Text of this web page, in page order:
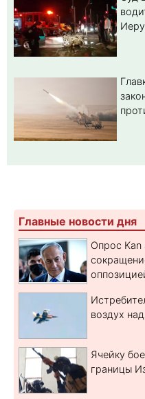
Главные новости дня
Опрос Kan
воздух
Ячейку
границы